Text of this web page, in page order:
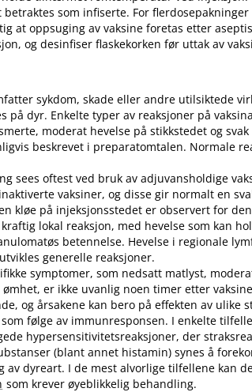
som infiserte. For
at oppsuging av vaksine foretas etter
og desinfiser flaskekorken før uttak av
sykdom, skade eller andre utilsiktede
på dyr. Enkelte typer av reaksjoner på
moderat hevelse på stikkstedet og svak
beskrevet i preparatomtalen. Normale
sees oftest ved bruk av adjuvansholdige
vaksiner, og disse gir normalt en
kløe på injeksjonsstedet er observert for
lokal reaksjon, med hevelse som kan
betennelse. Hevelse i regionale
generelle reaksjoner.
symptomer, som nedsatt matlyst,
er ikke uvanlig noen timer etter
og årsakene kan bero på effekten av ulike
følge av immunresponsen. I enkelte
hypersensitivitetsreaksjoner, der
(blant annet histamin) synes å
av dyreart. I de mest alvorlige tilfellene kan
som krever øyeblikkelig behandling.